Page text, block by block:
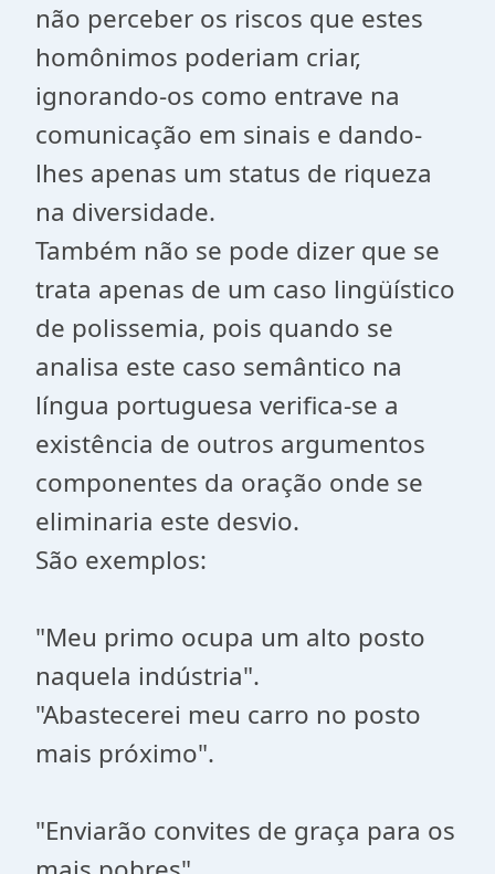
não perceber os riscos que estes
homônimos poderiam criar,
ignorando-os como entrave na
comunicação em sinais e dando-
lhes apenas um status de riqueza
na diversidade.
Também não se pode dizer que se
trata apenas de um caso lingüístico
de polissemia, pois quando se
analisa este caso semântico na
língua portuguesa verifica-se a
existência de outros argumentos
componentes da oração onde se
eliminaria este desvio.
São exemplos:
"Meu primo ocupa um alto posto
naquela indústria".
"Abastecerei meu carro no posto
mais próximo".
"Enviarão convites de graça para os